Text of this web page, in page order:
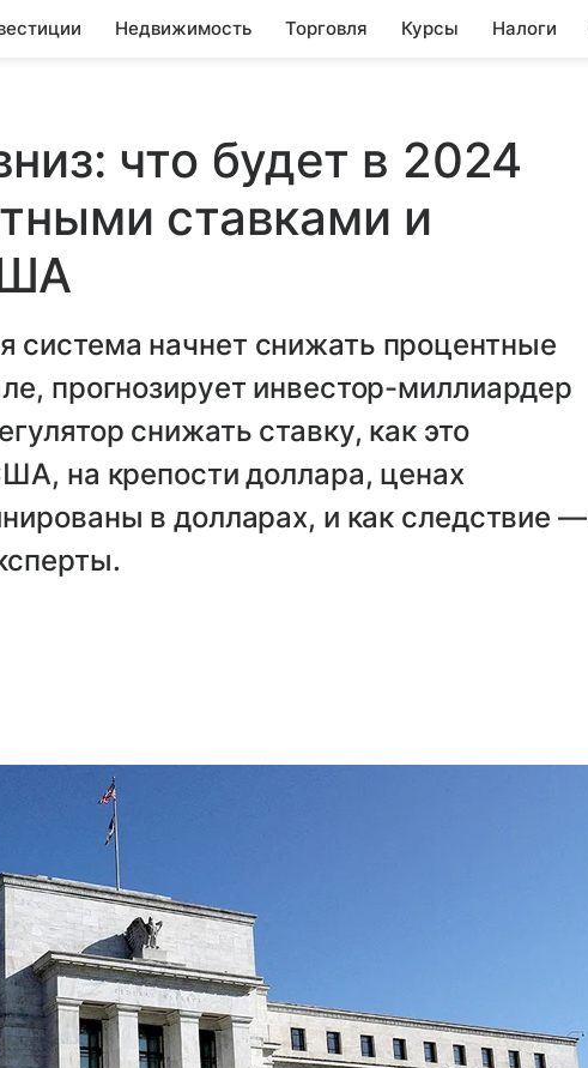
Недвижимость Торговля Курсы Налоги
что будет в 2024
ставками и
система начнет снижать процентные
прогнозирует инвестор-миллиардер
снижать ставку, как это
на крепости доллара, ценах
в долларах, и как следствие —